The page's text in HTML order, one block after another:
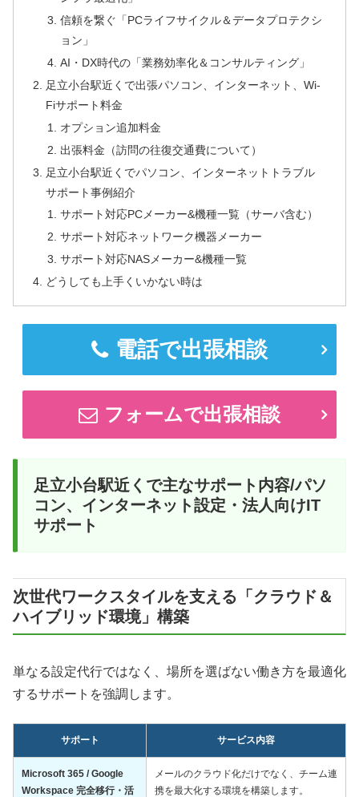
信頼を繋ぐ「PCライフサイクル＆データプロテクシ
ョン」
AI・DX時代の「業務効率化＆コンサルティング」
足立小台駅近くで出張パソコン、インターネット、Wi-
Fiサポート料金
オプション追加料金
出張料金（訪問の往復交通費について）
足立小台駅近くでパソコン、インターネットトラブル
サポート事例紹介
サポート対応PCメーカー&機種一覧（サーバ含む）
サポート対応ネットワーク機器メーカー
サポート対応NASメーカー&機種一覧
どうしても上手くいかない時は
電話で出張相談
フォームで出張相談
足立小台駅近くで主なサポート内容/パソ
コン、インターネット設定・法人向けIT
サポート
次世代ワークスタイルを支える「クラウド＆
ハイブリッド環境」構築
単なる設定代行ではなく、場所を選ばない働き方を最適化
するサポートを強調します。
サポート サービス内容
Microsoft 365 / Google
Workspace 完全移行・活
メールのクラウド化だけでなく、チーム連
携を最大化する環境を構築します。